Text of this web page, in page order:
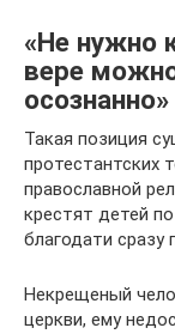
«Не нужно
вере
осознанно»
Такая позиция
протестантских
православной
крестят детей
благодати сразу
Некрещеный
церкви, ему